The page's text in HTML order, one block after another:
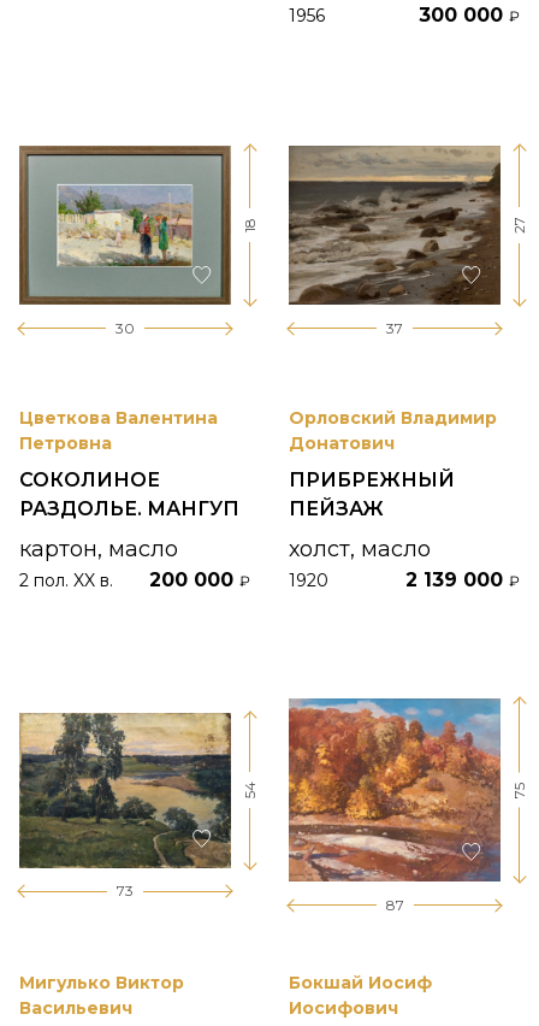
1956 300 000 ₽
30
18
Цветкова Валентина
Петровна
СОКОЛИНОЕ
РАЗДОЛЬЕ. МАНГУП
картон, масло
2 пол. XX в. 200 000 ₽
37
27
Орловский Владимир
Донатович
ПРИБРЕЖНЫЙ
ПЕЙЗАЖ
холст, масло
1920 2 139 000 ₽
73
54
Мигулько Виктор
Васильевич
87
75
Бокшай Иосиф
Иосифович